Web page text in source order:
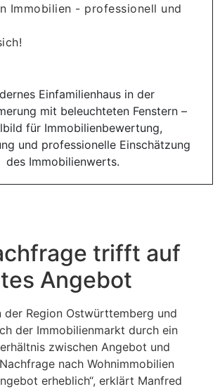
Immobilien - professionell und
trifft auf
Angebot
der Region Ostwürttemberg und
der Immobilienmarkt durch ein
zwischen Angebot und
nach Wohnimmobilien
erheblich“, erklärt Manfred